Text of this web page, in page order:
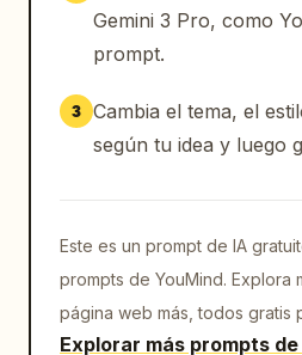
Gemini 3 Pro, como
prompt.
3 Cambia el tema, el
según tu idea y luego
Este es un prompt de IA
prompts de YouMind. Explora
página web más, todos gratis
Explorar más prompts